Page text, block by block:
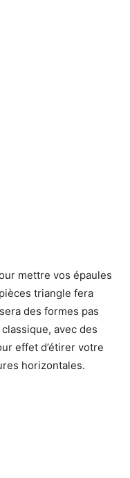
mettre vos épaules
triangle fera
des formes pas
avec des
effet d’étirer votre
horizontales.